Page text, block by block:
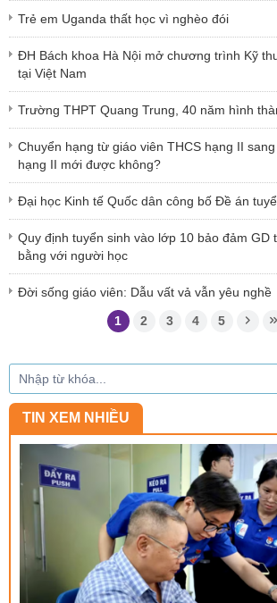
Trẻ em Uganda thất học vì nghèo đói
ĐH Bách khoa Hà Nội mở chương trình Kỹ
tại Việt Nam
Trường THPT Quang Trung, 40 năm hình
Chuyển hạng từ giáo viên THCS hạng II
hạng II mới được không?
Đại học Kinh tế Quốc dân công bố Đề án
Quy định tuyển sinh vào lớp 10 bảo đảm GD
bằng với người học
Đời sống giáo viên: Dẫu vất vả vẫn yêu nghề
1 2 3 4 5
TIN XEM NHIỀU